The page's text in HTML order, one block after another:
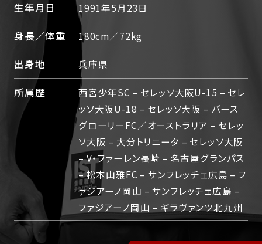
生年月日 1991年5月23日
身長／体重 180cm／72kg
出身地 兵庫県
所属歴
西宮少年SC – セレッソ大阪U-15 – セレ
ッソ大阪U-18 – セレッソ大阪 – パース
グローリーFC／オーストラリア – セレッ
ソ大阪 – 大分トリニータ – セレッソ大阪
– V・ファーレン長崎 – 名古屋グランパス
– 松本山雅FC – サンフレッチェ広島 – フ
ァジアーノ岡山 – サンフレッチェ広島 –
ファジアーノ岡山 – ギラヴァンツ北九州